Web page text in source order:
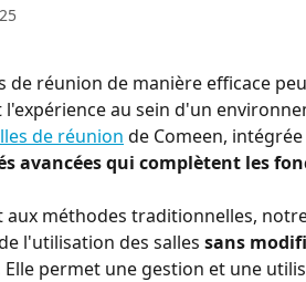
de réunion de manière efficace
au sein d'un
de réunion de Comeen,
avancées qui complètent les
aux méthodes traditionnelles,
l'utilisation des salles sans
Elle permet une gestion et une